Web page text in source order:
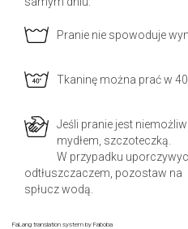
Pranie nie spowoduje
Tkaninę można prać w 40
Jeśli pranie jest
mydłem, szczoteczką.
W przypadku
odtłuszczaczem,
spłucz wodą.
FaLang translation system by Faboba